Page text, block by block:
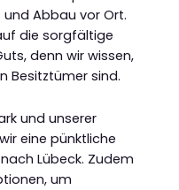
Abbau vor Ort.
die sorgfältige
denn wir wissen,
Besitztümer sind.
und unserer
eine pünktliche
Lübeck. Zudem
um